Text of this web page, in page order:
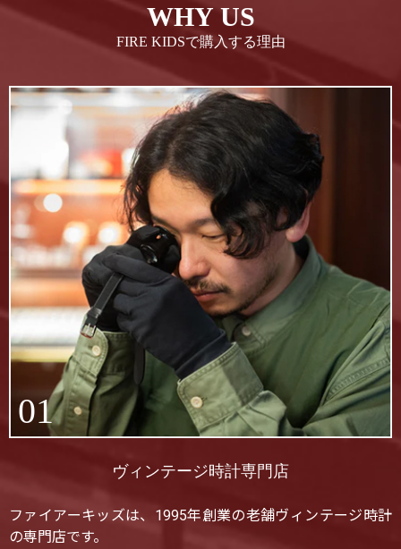
WHY US
FIRE KIDSで購入する理由
01
ヴィンテージ時計専門店
ファイアーキッズは、1995年創業の老舗ヴィンテージ時計
の専門店です。